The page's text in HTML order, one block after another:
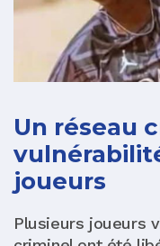
Un réseau
joueurs
Plusieurs joueurs